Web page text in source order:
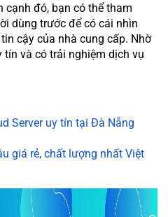
cạnh đó, bạn có thể tham
dùng trước để có cái nhìn
cậy của nhà cung cấp. Nhờ
tín và có trải nghiệm dịch vụ
Server uy tín tại Đà Nẵng
giá rẻ, chất lượng nhất Việt